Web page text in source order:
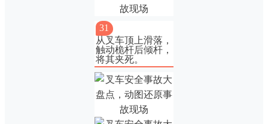
31
从叉车顶上滑落，
触动桅杆后倾杆，
将其夹死。